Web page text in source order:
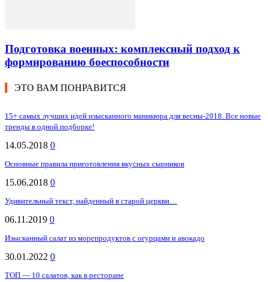
Подготовка военных: комплексный подход к
формированию боеспособности
ЭТО ВАМ ПОНРАВИТСЯ
15+ самых лучших идей изысканного маникюра для весны-2018. Все новые
тренды в одной подборке!
14.05.2018 0
Основные правила приготовления вкусных сырников
15.06.2018 0
Удивительный текст, найденный в старой церкви…
06.11.2019 0
Изысканный салат из морепродуктов с огурцами и авокадо
30.01.2022 0
ТОП — 10 салатов, как в ресторане